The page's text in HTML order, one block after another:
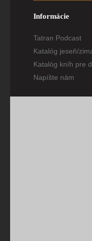
Informácie
Tatran Podcast
Katalóg jeseň/
Katalóg kníh pre
Napíšte nám